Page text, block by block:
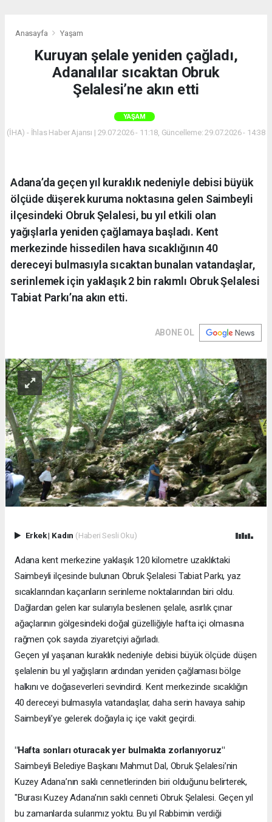
Anasayfa Yaşam
Kuruyan şelale yeniden çağladı,
Adanalılar sıcaktan Obruk
Şelalesi’ne akın etti
YAŞAM
(İHA) - İhlas Haber Ajansı | 29.07.2026 - 11:18, Güncelleme: 29.07.2026 - 14:38
Adana’da geçen yıl kuraklık nedeniyle debisi büyük
ölçüde düşerek kuruma noktasına gelen Saimbeyli
ilçesindeki Obruk Şelalesi, bu yıl etkili olan
yağışlarla yeniden çağlamaya başladı. Kent
merkezinde hissedilen hava sıcaklığının 40
dereceyi bulmasıyla sıcaktan bunalan vatandaşlar,
serinlemek için yaklaşık 2 bin rakımlı Obruk Şelalesi
Tabiat Parkı’na akın etti.
ABONE OL
Erkek| Kadın (Haberi Sesli Oku)
Adana kent merkezine yaklaşık 120 kilometre uzaklıktaki
Saimbeyli ilçesinde bulunan Obruk Şelalesi Tabiat Parkı, yaz
sıcaklarından kaçanların serinleme noktalarından biri oldu.
Dağlardan gelen kar sularıyla beslenen şelale, asırlık çınar
ağaçlarının gölgesindeki doğal güzelliğiyle hafta içi olmasına
rağmen çok sayıda ziyaretçiyi ağırladı.
Geçen yıl yaşanan kuraklık nedeniyle debisi büyük ölçüde düşen
şelalenin bu yıl yağışların ardından yeniden çağlaması bölge
halkını ve doğaseverleri sevindirdi. Kent merkezinde sıcaklığın
40 dereceyi bulmasıyla vatandaşlar, daha serin havaya sahip
Saimbeyli’ye gelerek doğayla iç içe vakit geçirdi.
"Hafta sonları oturacak yer bulmakta zorlanıyoruz"
Saimbeyli Belediye Başkanı Mahmut Dal, Obruk Şelalesi’nin
Kuzey Adana’nın saklı cennetlerinden biri olduğunu belirterek,
"Burası Kuzey Adana’nın saklı cenneti Obruk Şelalesi. Geçen yıl
bu zamanlarda sularımız yoktu. Bu yıl Rabbimin verdiği